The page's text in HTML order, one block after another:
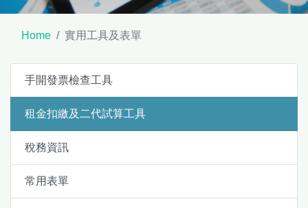
Home 實用工具及表單
手開發票檢查工具
租金扣繳及二代試算工具
稅務資訊
常用表單